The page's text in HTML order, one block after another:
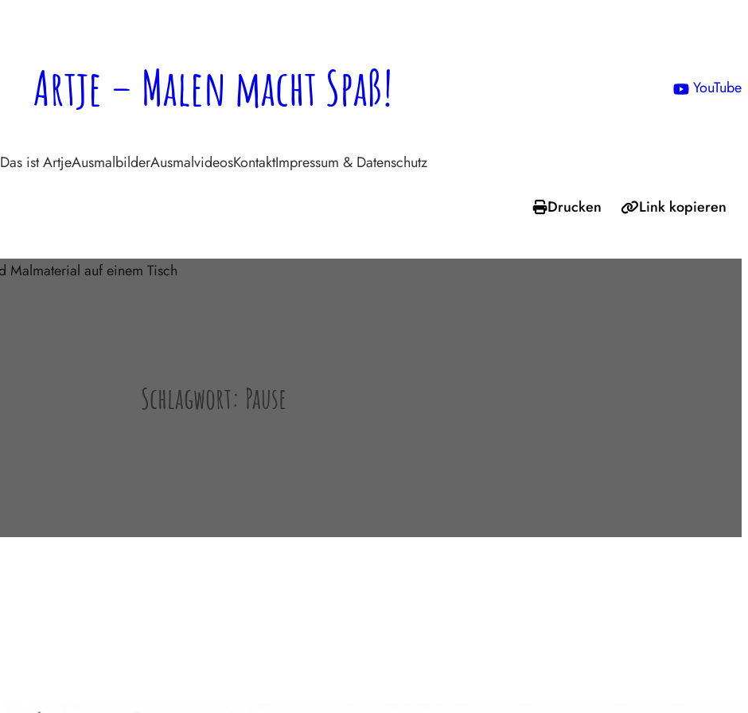
Artje – Malen macht Spaß! YouTube
Das ist ArtjeAusmalbilderAusmalvideosKontaktImpressum & Datenschutz
Drucken Link kopieren
Schlagwort: Pause